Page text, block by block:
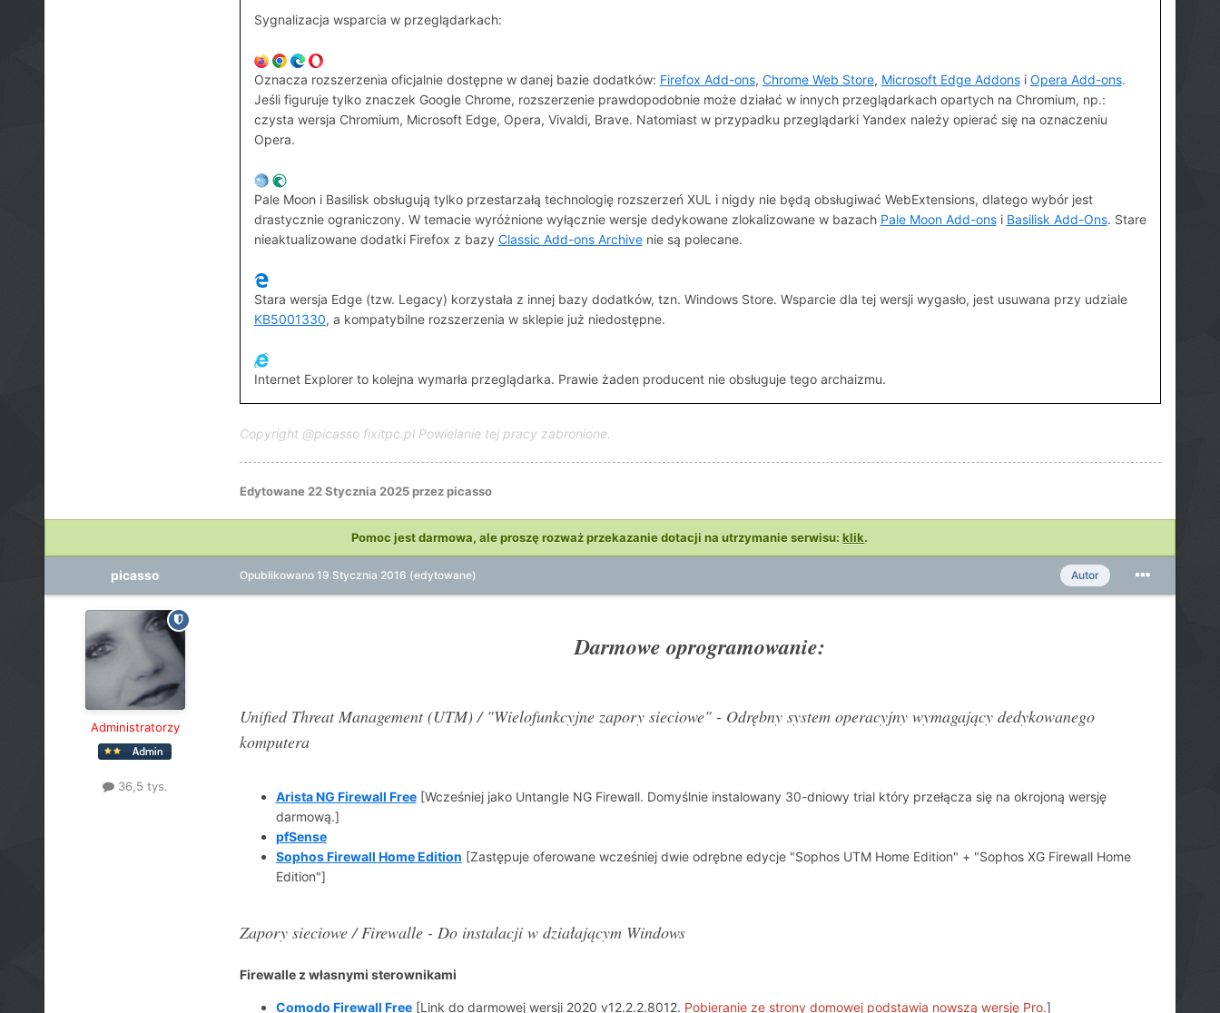
Sygnalizacja wsparcia w przeglądarkach:
Oznacza rozszerzenia oficjalnie dostępne w danej bazie dodatków: Firefox Add-ons, Chrome Web Store, Microsoft Edge Addonsi Opera Add-ons.
Jeśli figuruje tylko znaczek Google Chrome, rozszerzenie prawdopodobnie może działać w innych przeglądarkach opartych na Chromium, np.:
czysta wersja Chromium, Microsoft Edge, Opera, Vivaldi, Brave. Natomiast w przypadku przeglądarki Yandex należy opierać się na oznaczeniu
Opera.
Pale Moon i Basilisk obsługują tylko przestarzałą technologię rozszerzeń XUL i nigdy nie będą obsługiwać WebExtensions, dlatego wybór jest
drastycznie ograniczony. W temacie wyróżnione wyłącznie wersje dedykowane zlokalizowane w bazach Pale Moon Add-onsi Basilisk Add-Ons. Stare
nieaktualizowane dodatki Firefox z bazy Classic Add-ons Archivenie są polecane.
Stara wersja Edge (tzw. Legacy) korzystała z innej bazy dodatków, tzn. Windows Store. Wsparcie dla tej wersji wygasło, jest usuwana przy udziale
KB5001330, a kompatybilne rozszerzenia w sklepie już niedostępne.
Internet Explorer to kolejna wymarła przeglądarka. Prawie żaden producent nie obsługuje tego archaizmu.
Copyright @picasso fixitpc.pl Powielanie tej pracy zabronione.
Edytowane 22 Stycznia 2025przez picasso
Pomoc jest darmowa, ale proszę rozważ przekazanie dotacji na utrzymanie serwisu:klik.
picasso
Administratorzy
36,5 tys.
Autor
Opublikowano 19 Stycznia 2016 (edytowane)
Darmowe oprogramowanie:
Unified Threat Management (UTM) / "Wielofunkcyjne zapory sieciowe" - Odrębny system operacyjny wymagający dedykowanego
komputera
Arista NG Firewall Free[Wcześniej jako Untangle NG Firewall. Domyślnie instalowany 30-dniowy trial który przełącza się na okrojoną wersję
darmową.]
pfSense
Sophos Firewall Home Edition [Zastępuje oferowane wcześniej dwie odrębne edycje "Sophos UTM Home Edition" + "Sophos XG Firewall Home
Edition"]
Zapory sieciowe / Firewalle - Do instalacji w działającym Windows
Firewalle z własnymi sterownikami
Comodo Firewall Free[Link do darmowej wersji 2020 v12.2.2.8012. Pobieranie ze strony domowejpodstawia nowszą wersję Pro.]